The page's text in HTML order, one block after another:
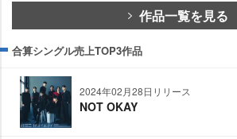
作品一覧を見る
合算シングル売上TOP3作品
2024年02月28日リリース
NOT OKAY